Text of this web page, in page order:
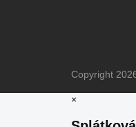
Copyright
×